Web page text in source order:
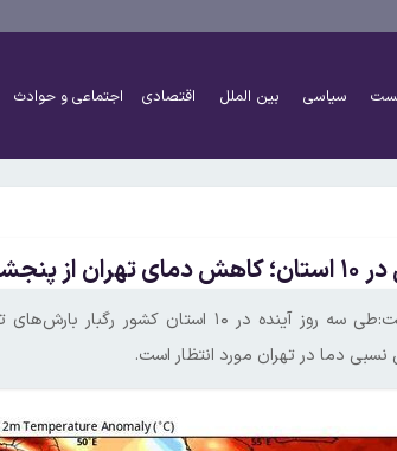
سیاسی بین الملل اقتصادی اجتماعی و حوادث
یک مقام مسئول سازمان هواشناسی گفت:طی سه روز
دما در تهران مورد انتظار است.